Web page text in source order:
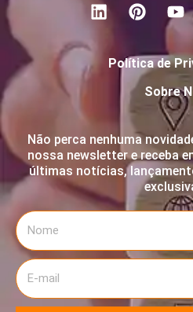
Política de
Sobre
Não perca nenhuma
nossa newsletter e receba
últimas notícias,